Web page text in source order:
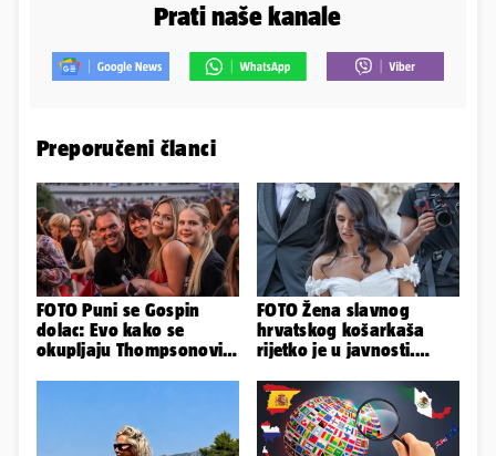
Prati naše kanale
Preporučeni članci
FOTO Puni se Gospin
dolac: Evo kako se
okupljaju Thompsonovi
FOTO Žena slavnog
hrvatskog košarkaša
rijetko je u javnosti.
vjenčanje